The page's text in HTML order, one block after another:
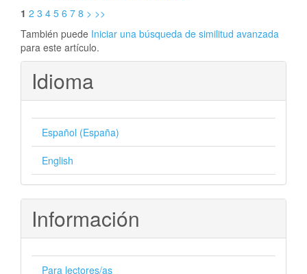
1 2 3 4 5 6 7 8 > >>
También puede Iniciar una búsqueda de similitud avanzada
para este artículo.
Idioma
Español (España)
English
Información
Para lectores/as